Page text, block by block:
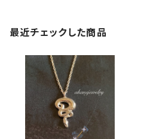
最近チェックした商品